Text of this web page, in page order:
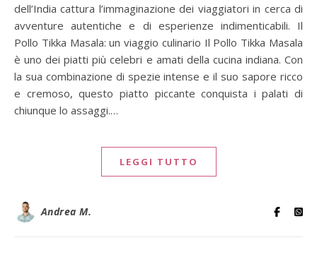
dell’India cattura l’immaginazione dei viaggiatori in cerca di
avventure autentiche e di esperienze indimenticabili. Il
Pollo Tikka Masala: un viaggio culinario Il Pollo Tikka Masala
è uno dei piatti più celebri e amati della cucina indiana. Con
la sua combinazione di spezie intense e il suo sapore ricco
e cremoso, questo piatto piccante conquista i palati di
chiunque lo assaggi.…
LEGGI TUTTO
Andrea M.